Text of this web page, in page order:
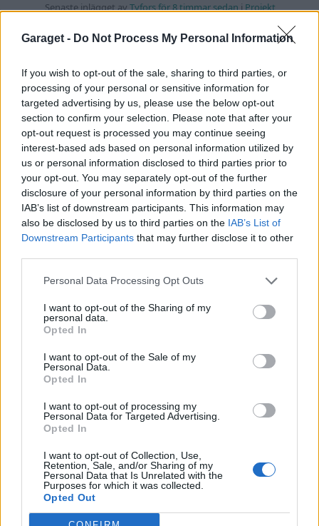
Garaget - Do Not Process My Personal Information
If you wish to opt-out of the sale, sharing to third parties, or
processing of your personal or sensitive information for
targeted advertising by us, please use the below opt-out
section to confirm your selection. Please note that after your
opt-out request is processed you may continue seeing
interest-based ads based on personal information utilized by
us or personal information disclosed to third parties prior to
your opt-out. You may separately opt-out of the further
disclosure of your personal information by third parties on the
IAB’s list of downstream participants. This information may
also be disclosed by us to third parties on the IAB’s List of
Downstream Participants that may further disclose it to other
Personal Data Processing Opt Outs
I want to opt-out of the Sharing of my
personal data.
Opted In
I want to opt-out of the Sale of my
Personal Data.
Opted In
I want to opt-out of processing my
Personal Data for Targeted Advertising.
Opted In
I want to opt-out of Collection, Use,
Retention, Sale, and/or Sharing of my
Personal Data that Is Unrelated with the
Purposes for which it was collected.
Opted Out
Senaste inlägget avTyfors för 8 timmar sedaniProjekt
Huggern goes big block with 427 ZL-1! 551 svar
Camaro som bruksbil?! 57 svar
Senaste inlägget av
Volkswagen split bus t1 1962 2559 svar
Senaste inlägget avDr_snuggels för 10 timmar sedan
Golf Mk2 16v Turbo 137 svar
Senaste inlägget av16vt4m för 12 timmar sedaniProjekt
Vw 1956 oval prosjekt 11 svar
Senaste inlägget avjarleb för 14 timmar sedaniProjekt
12 svar
Senaste inlägget avStol3n_Identity för 18 timmar sedan
Volvo 245 ?Turbo?
Renovering av en Honda Civic Aerodeck
VTi
Senaste inlägget av Xebers76 onsdag 20:48 Projekt
Nyaste forumtrådarna
Ni som kör HEV eller PHEV ? är ni nöjda?
Senaste inlägget avkaykay för 40 minuter sedan i Projekt
244 motorbyte till d5252t
Senaste inlägget avJeppegaming för 7 timmar sedani